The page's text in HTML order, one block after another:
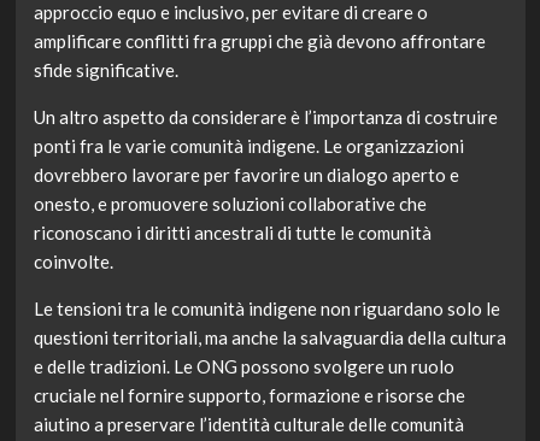
approccio equo e inclusivo, per evitare di creare o
amplificare conflitti fra gruppi che già devono affrontare
sfide significative.
Un altro aspetto da considerare è l’importanza di costruire
ponti fra le varie comunità indigene. Le organizzazioni
dovrebbero lavorare per favorire un dialogo aperto e
onesto, e promuovere soluzioni collaborative che
riconoscano i diritti ancestrali di tutte le comunità
coinvolte.
Le tensioni tra le comunità indigene non riguardano solo le
questioni territoriali, ma anche la salvaguardia della cultura
e delle tradizioni. Le ONG possono svolgere un ruolo
cruciale nel fornire supporto, formazione e risorse che
aiutino a preservare l’identità culturale delle comunità